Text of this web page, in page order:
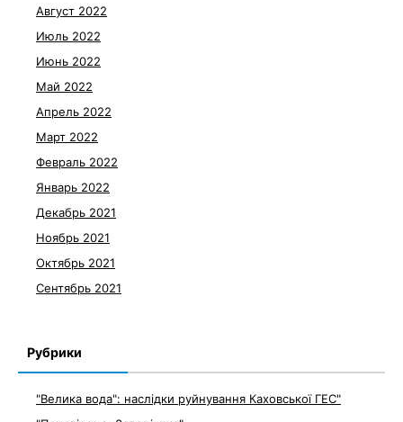
Август 2022
Июль 2022
Июнь 2022
Май 2022
Апрель 2022
Март 2022
Февраль 2022
Январь 2022
Декабрь 2021
Ноябрь 2021
Октябрь 2021
Сентябрь 2021
Рубрики
"Велика вода": наслідки руйнування Каховської ГЕС"